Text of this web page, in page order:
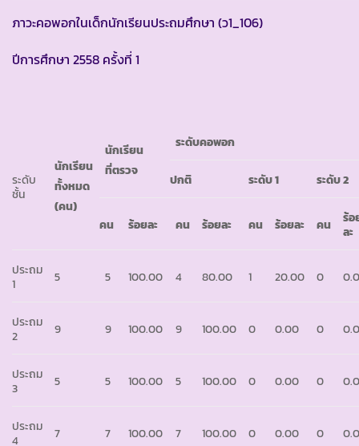
ภาวะคอพอกในเด็กนักเรียนประถมศึกษา (ว1_106)
ปีการศึกษา 2558 ครั้งที่ 1
ระดับ
ชั้น
นักเรียน
ทั้งหมด
(คน)
นักเรียน
ที่ตรวจ
ระดับคอพอก
ปกติ ระดับ1 ระดับ2
คน ร้อยละ คน ร้อยละ คน ร้อยละ คน
ร้อ
ละ
ประถม
1
5 5 100.00 4 80.00 1 20.00 0
ประถม
2
9 9 100.00 9 100.00 0 0.00 0
ประถม
3
5 5 100.00 5 100.00 0 0.00 0
ประถม
4
7 7 100.00 7 100.00 0 0.00 0